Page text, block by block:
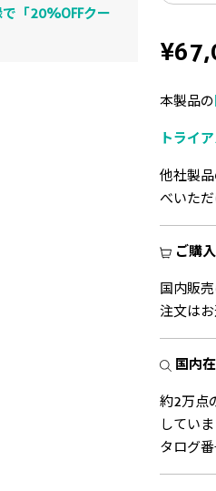
「20%OFFクー
本製品の
トライ
他社製
べいた
ご購
国内販
注文は
国内
約2万点
してい
タログ